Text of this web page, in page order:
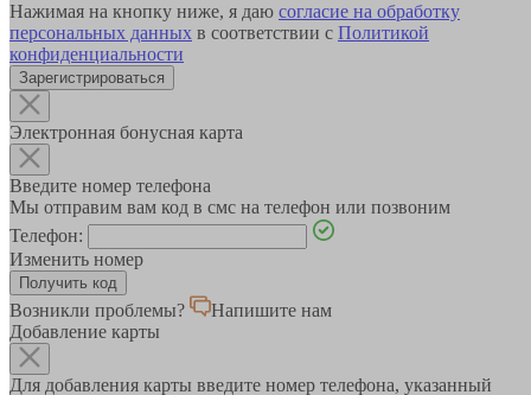
Нажимая на кнопку ниже, я даю согласие на обработку
персональных данных в соответствии с Политикой
конфиденциальности
Зарегистрироваться
Электронная бонусная карта
Введите номер телефона
Мы отправим вам код в смс на телефон или позвоним
Телефон:
Изменить номер
Возникли проблемы?
Напишите нам
Добавление карты
Для добавления карты введите номер телефона, указанный